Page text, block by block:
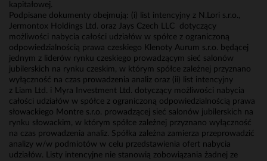
kapitałowej.
Podpisane dokumenty obejmują: (i) list intencyjny z N.Lori s.r.o.,
Jermontox Holdings Ltd. oraz Jays Czech LLC dotyczący
możliwości nabycia całości udziałów w spółce z ograniczoną
odpowiedzialnością prawa czeskiego Klenoty Aurum s.r.o. będącej
jednym z liderów rynku czeskiego prowadzącym sieć salonów
jubilerskich na rynku czeskim, w którym spółce zależnej przyznano
wyłączność na czas prowadzenia analiz oraz (ii) list intencyjny
z Liam Ltd. i Myra Investment Ltd. dotyczący możliwości nabycia
całości udziałów w spółce z ograniczoną odpowiedzialnością prawa
słowackiego Montre s.r.o. prowadzącej sieć salonów jubilerskich na
rynku słowackim, w którym spółce zależnej przyznano wyłączność
na czas prowadzenia analiz. Spółka zależna zamierza przeprowadzić
analizy w/w podmiotów w celu przedstawienia ofert nabycia
udziałów. Listy intencyjne nie stanowią zobowiązania żadnej ze